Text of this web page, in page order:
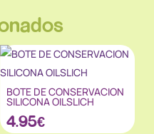
BOTE DE CONSERVACION
SILICONA OILSLICH
4.95€